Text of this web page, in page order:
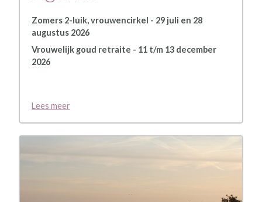
Zomers 2-luik, vrouwencirkel - 29 juli en 28
augustus 2026
Vrouwelijk goud retraite - 11 t/m 13 december
2026
Lees meer